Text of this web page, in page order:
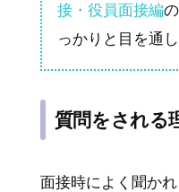
接・役員面接編
っかりと目を通
質問をされる
面接時によく聞か